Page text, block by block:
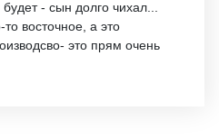
- сын долго чихал...
восточное, а это
это прям очень